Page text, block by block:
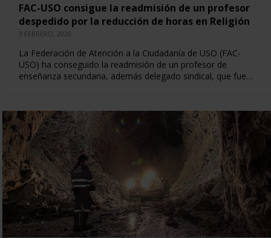
FAC-USO consigue la readmisión de un profesor
despedido por la reducción de horas en Religión
3 FEBRERO, 2020
La Federación de Atención a la Ciudadanía de USO (FAC-
USO) ha conseguido la readmisión de un profesor de
enseñanza secundaria, además delegado sindical, que fue…